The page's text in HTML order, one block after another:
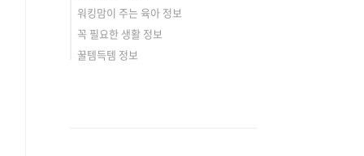
워킹맘이 주는 육아 정보
꼭 필요한 생활 정보
꿀템득템 정보